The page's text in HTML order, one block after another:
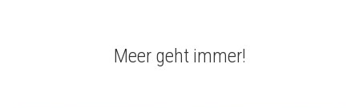
Meer geht immer!